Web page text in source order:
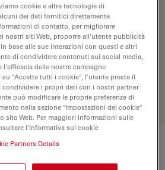
Scopri la soluzione perfetta. Esplora il
nostroObjective Finder, confronta le
alternative e trova l’opzione più
adatta alle tue esigenze.
cookie e altre tecnologie di
dei dati fornitici direttamente
di contatto, per migliorare
nostri siti Web, proporre all'utente pubblicità
base alle sue interazioni con questi e altri
di condividere contenuti sui social media,
l'efficacia delle nostre campagne
"Accetta tutti i cookie", l'utente presta il
condividere i propri dati con i nostri partner
può modificare le proprie preferenze di
nella sezione "Impostazioni dei cookie"
sito Web. Per maggiori informazioni sulle
l'Informativa sui cookie
Partners Details